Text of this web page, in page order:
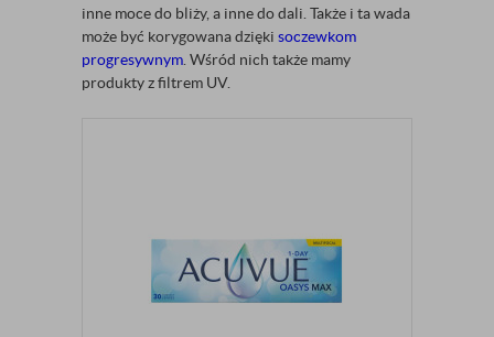
inne moce do bliży, a inne do dali. Także i ta wada
może być korygowana dzięki soczewkom
progresywnym . Wśród nich także mamy
produkty z filtrem UV.